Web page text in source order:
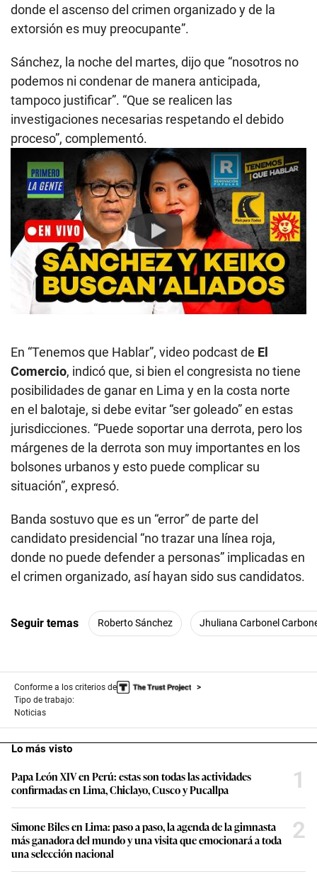
donde el ascenso del crimen organizado y de la
extorsión es muy preocupante”.
Sánchez, la noche del martes, dijo que “nosotros no
podemos ni condenar de manera anticipada,
tampoco justificar”. “Que se realicen las
investigaciones necesarias respetando el debido
proceso”, complementó.
Play
En “Tenemos que Hablar”, video podcast de El
Comercio, indicó que, si bien el congresista no tiene
posibilidades de ganar en Lima y en la costa norte
en el balotaje, si debe evitar “ser goleado” en estas
jurisdicciones. “Puede soportar una derrota, pero los
márgenes de la derrota son muy importantes en los
bolsones urbanos y esto puede complicar su
situación”, expresó.
Banda sostuvo que es un “error” de parte del
candidato presidencial “no trazar una línea roja,
donde no puede defender a personas” implicadas en
el crimen organizado, así hayan sido sus candidatos.
Seguir temas Roberto Sánchez Jhuliana Carbonel
Conforme a los criterios de
Tipo de trabajo:
Noticias
Lo más visto
Papa León XIV en Perú: estas son todas las actividades
confirmadas en Lima, Chiclayo, Cusco y Pucallpa
1
Simone Biles en Lima: paso a paso, la agenda de la gimnasta
más ganadora del mundo y una visita que emocionará a toda
una selección nacional
2